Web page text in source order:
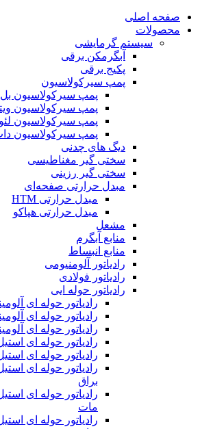
صفحه اصلی
محصولات
سیستم گرمایشی
آبگرمکن برقی
پکیج برقی
پمپ سیرکولاسیون
پمپ سیرکولاسیون
پمپ سیرکولاسیون
پمپ سیرکولاسیون لئو
پمپ سیرکولاسیون داب
دیگ های چدنی
سختی گیر مغناطیسی
سختی گیر رزینی
مبدل حرارتی صفحه‌ای
مبدل حرارتی HTM‎
مبدل حرارتی هپاکو
مشعل
منابع آبگرم
منابع انبساط
رادیاتور آلومنیومی
رادیاتور فولادی
رادیاتور حوله ایی
رادیاتور حوله ای
رادیاتور حوله ای
رادیاتور حوله ای
رادیاتور حوله ای
رادیاتور حوله ای
براق
مات